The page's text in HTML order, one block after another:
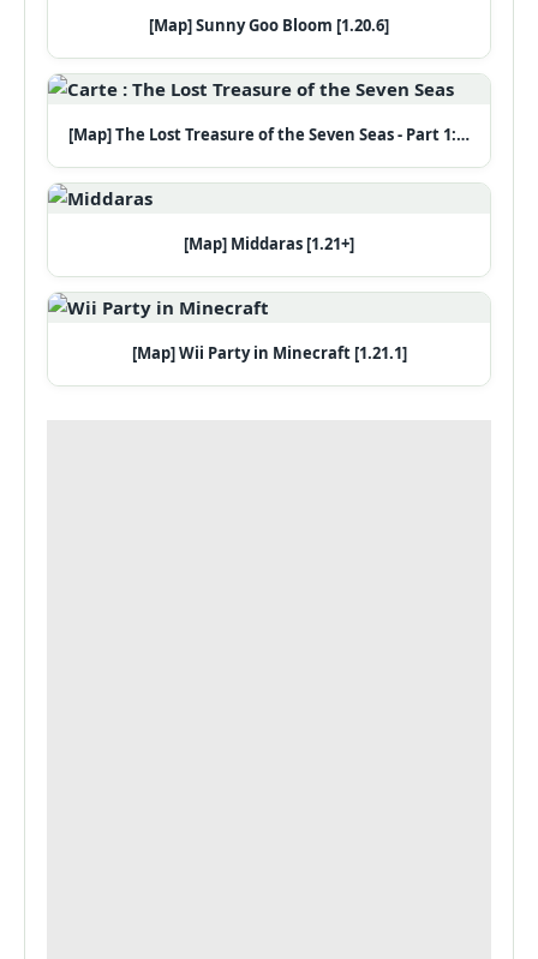
[Map] Sunny Goo Bloom [1.20.6]
[Map] The Lost Treasure of the Seven Seas - Part 1:…
[Map] Middaras [1.21+]
[Map] Wii Party in Minecraft [1.21.1]